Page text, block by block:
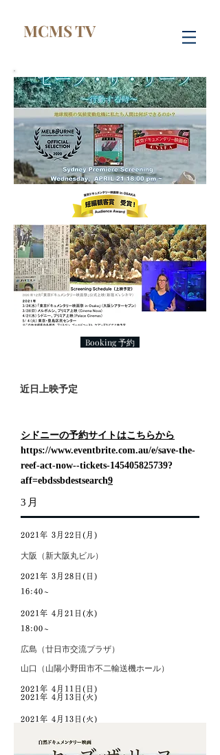
MCMS TV
Booking 予約
近日上映予定
シドニーの予約サイトはこちらから
https://www.eventbrite.com.au/e/save-the-
reef-act-now--tickets-145405825739?
aff=ebdssbdestsearch9
3月
2021年 3月22日( 月 )
大阪（新大阪丸ビル）
2021年 3月28日(日)
​16:40~
2021年 4月21日(水)
​18:00~
広島（廿日市交流プラザ）
山口（山陽小野田市不二輸送機ホール）
2021年 4月11日(日)
2021年 4月13日(火)
2021年 4月13日(火)
2021年 4月21日(水)